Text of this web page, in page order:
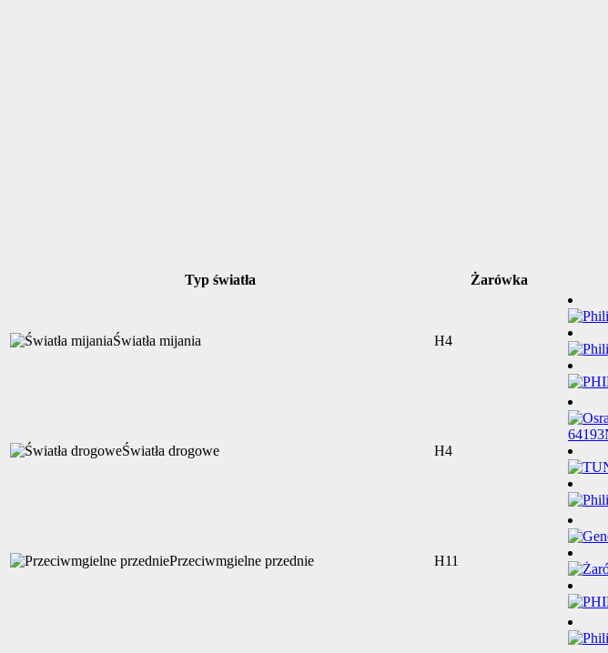
Typ światła Żarówka
Światła mijania H4
Światła drogowe H4
Przeciwmgielne przednie H11